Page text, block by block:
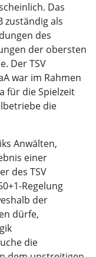
Das
zuständig als
des
der obersten
Der TSV
war im Rahmen
für die Spielzeit
die
Anwälten,
einer
des TSV
Regelung
der
dürfe,
die